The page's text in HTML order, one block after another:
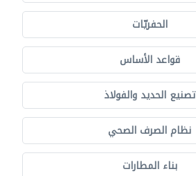
الحفريّات
قواعد الأساس
تصنيع الحديد والفولاذ
نظام الصرف الصحي
بناء المطارات